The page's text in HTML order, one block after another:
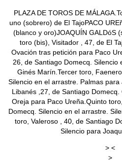
PLAZA DE TOROS DE
uno (sobrero) de El TajoPACO
(blanco y oro)JOAQUÍN GALDóS
toro (bis), Visitador , 47, de El
Ovación tras petición para Paco
26, de Santiago Domecq. Silencio
Ginés Marín.Tercer toro,
Silencio en el arrastre. Palmas
Libanés ,27, de Santiago
Oreja para Paco Ureña.Quinto
Domecq. Silencio en el arrastre.
toro, Valeroso , 40, de Santiago
Silencio para
> <
>